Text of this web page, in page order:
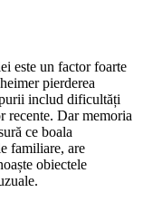
este un factor foarte
pierderea
includ dificultăți
recente. Dar memoria
ce boala
familiare, are
obiectele